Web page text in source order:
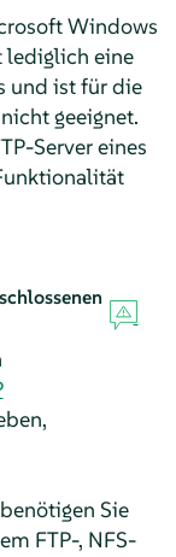
Windows
lediglich eine
und ist für die
geeignet.
Server eines
Sie
FTP-, NFS-